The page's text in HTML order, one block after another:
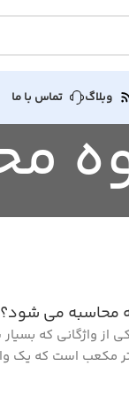
وبلاگ تماس با ما
مکعب است که یک